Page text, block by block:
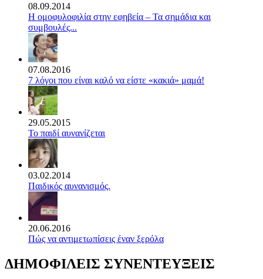
08.09.2014
Η ομοφυλοφιλία στην εφηβεία – Τα σημάδια και
συμβουλές...
07.08.2016
7 λόγοι που είναι καλό να είστε «κακιά» μαμά!
29.05.2015
Το παιδί αυνανίζεται
03.02.2014
Παιδικός αυνανισμός.
20.06.2016
Πώς να αντιμετωπίσεις έναν ξερόλα
ΔΗΜΟΦΙΛΕΙΣ ΣΥΝΕΝΤΕΥΞΕΙΣ